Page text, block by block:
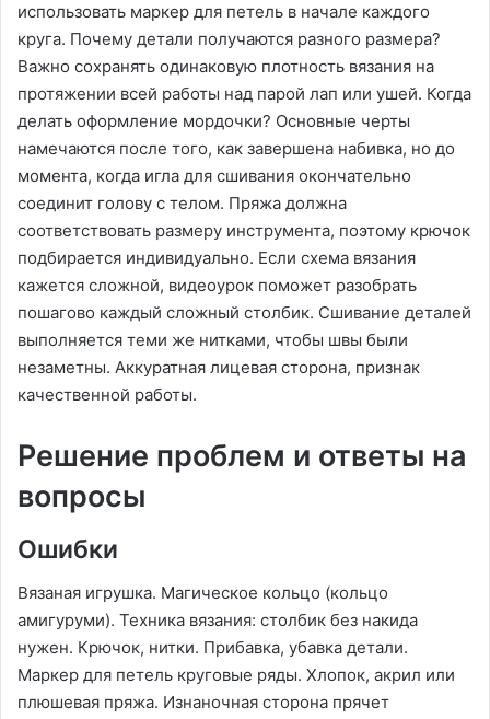
использовать маркер для петель в начале каждого
круга. Почему детали получаются разного размера?
Важно сохранять одинаковую плотность вязания на
протяжении всей работы над парой лап или ушей. Когда
делать оформление мордочки? Основные черты
намечаются после того, как завершена набивка, но до
момента, когда игла для сшивания окончательно
соединит голову с телом. Пряжа должна
соответствовать размеру инструмента, поэтому крючок
подбирается индивидуально. Если схема вязания
кажется сложной, видеоурок поможет разобрать
пошагово каждый сложный столбик. Сшивание деталей
выполняется теми же нитками, чтобы швы были
незаметны. Аккуратная лицевая сторона, признак
качественной работы.
Решение проблем и ответы на
вопросы
Ошибки
Вязаная игрушка. Магическое кольцо (кольцо
амигуруми). Техника вязания: столбик без накида
нужен. Крючок, нитки. Прибавка, убавка детали.
Маркер для петель круговые ряды. Хлопок, акрил или
плюшевая пряжа. Изнаночная сторона прячет